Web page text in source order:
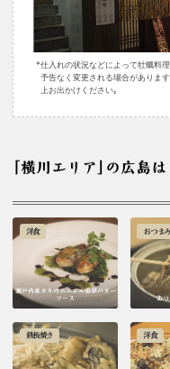
仕入れの状況などによって牡蠣料
予告なく変更される場合がありま
上お出かけください｡
｢横川エリア｣の広島
洋食
瀬戸内産カキのムニエル香草バター
ソース
おつまみ
缶つ
鉄板焼き 洋食